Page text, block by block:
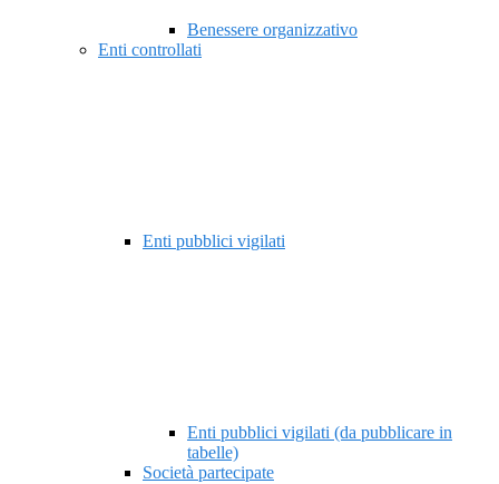
Benessere organizzativo
Enti controllati
Enti pubblici vigilati
Enti pubblici vigilati (da pubblicare in
tabelle)
Società partecipate